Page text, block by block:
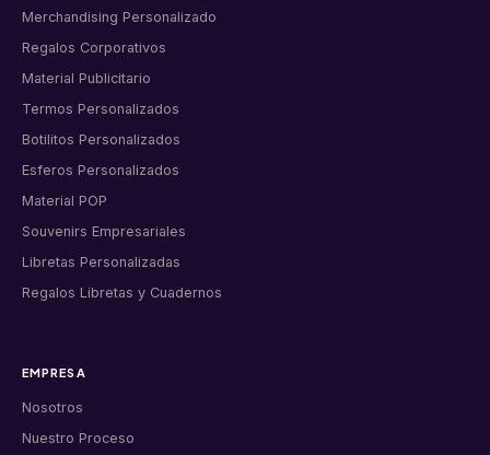
Merchandising Personalizado
Regalos Corporativos
Material Publicitario
Termos Personalizados
Botilitos Personalizados
Esferos Personalizados
Material POP
Souvenirs Empresariales
Libretas Personalizadas
Regalos Libretas y Cuadernos
EMPRESA
Nosotros
Nuestro Proceso